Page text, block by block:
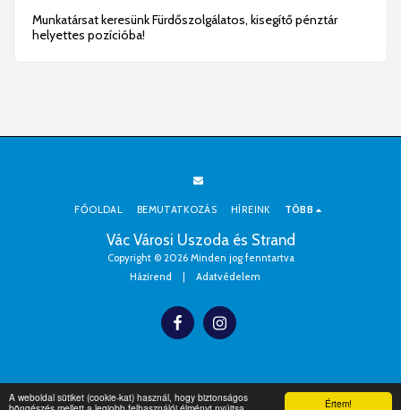
Értem!
A weboldal sütiket (cookie-kat) használ, hogy biztonságos
Munkatársat keresünk Fürdőszolgálatos, kisegítő pénztár
helyettes pozícióba!
Vác Városi Uszoda és Strand
Copyright © 2026 Minden jog fenntartva
Házirend
Adatvédelem
FŐOLDAL BEMUTATKOZÁS HÍREINK TÖBB